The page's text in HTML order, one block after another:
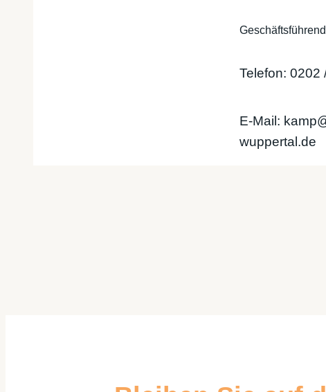
Telefon: 0202
E-Mail:
wuppertal.de